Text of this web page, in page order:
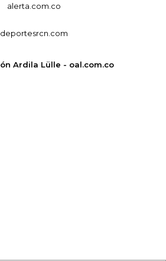
alerta.com.co
deportesrcn.com
Ardila Lülle - oal.com.co